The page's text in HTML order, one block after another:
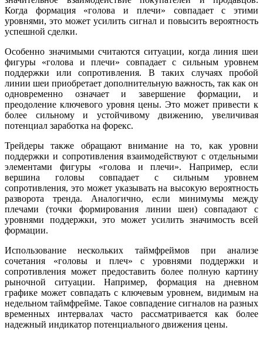
Когда формация «голова и плечи» совпадает с этими
уровнями, это может усилить сигнал и повысить вероятность
успешной сделки.
Особенно значимыми считаются ситуации, когда линия шеи
фигуры «голова и плечи» совпадает с сильным уровнем
поддержки или сопротивления. В таких случаях пробой
линии шеи приобретает дополнительную важность, так как он
одновременно означает и завершение формации, и
преодоление ключевого уровня цены. Это может привести к
более сильному и устойчивому движению, увеличивая
потенциал заработка на форекс.
Трейдеры также обращают внимание на то, как уровни
поддержки и сопротивления взаимодействуют с отдельными
элементами фигуры «голова и плечи». Например, если
вершина головы совпадает с сильным уровнем
сопротивления, это может указывать на высокую вероятность
разворота тренда. Аналогично, если минимумы между
плечами (точки формирования линии шеи) совпадают с
уровнями поддержки, это может усилить значимость всей
формации.
Использование нескольких таймфреймов при анализе
сочетания «головы и плеч» с уровнями поддержки и
сопротивления может предоставить более полную картину
рыночной ситуации. Например, формация на дневном
графике может совпадать с ключевым уровнем, видимым на
недельном таймфрейме. Такое совпадение сигналов на разных
временных интервалах часто рассматривается как более
надежный индикатор потенциального движения цены.